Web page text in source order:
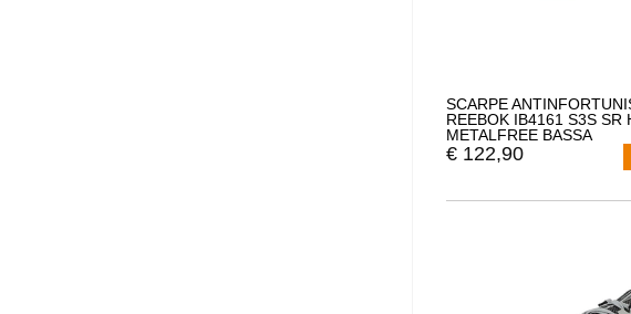
SCARPE
REEBOK IB4161 S3S SR
METALFREE BASSA
€ 122,90